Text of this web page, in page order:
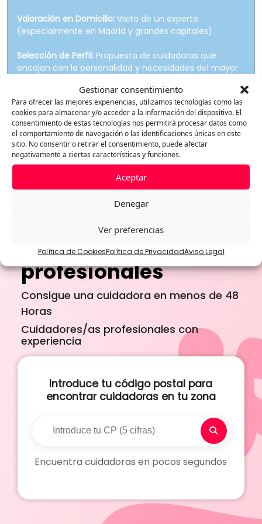
Gestionar consentimiento
Para ofrecer las mejores experiencias, utilizamos tecnologías como las
cookies para almacenar y/o acceder a la información del dispositivo. El
consentimiento de estas tecnologías nos permitirá procesar datos como
el comportamiento de navegación o las identificaciones únicas en este
sitio. No consentir o retirar el consentimiento, puede afectar
negativamente a ciertas características y funciones.
Aceptar
Denegar
Ver preferencias
Política de CookiesPolítica de PrivacidadAviso Legal
Valoración en Domicilio: Visita de un experto
(especialmente en Madrid y grandes capitales).
Selección de Perfil: Propuesta de cuidadoras que
encajan con la personalidad y necesidades del mayor.
Control continuo para asegurar que la
ayuda a domicilio mantiene los estándares de calidad.
Cuidadoras a
domicilio
profesionales
Consigue una cuidadora en menos de 48
Horas
Cuidadores/as profesionales con
experiencia
Introduce tu código postal para
encontrar cuidadoras en tu zona
Encuentra cuidadoras en pocos segundos